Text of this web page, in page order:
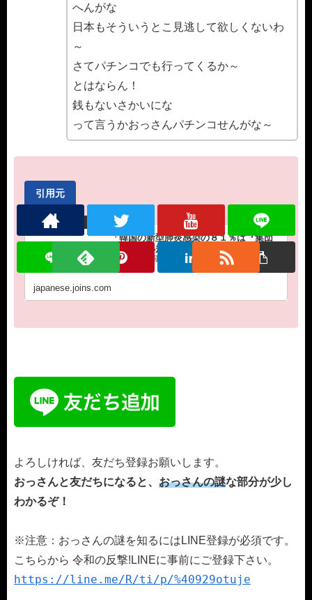
へんがな
日本もそういうとこ見逃して欲しくないわ
～
さてパチンコでも行ってくるか～
とはならん！
銭もないさかいにな
って言うかおっさんパチンコせんがな～
引用元
「韓国の新型肺炎感染の８１％は『集団
発生』…小規模流行持続」
中央日報 - 韓国の最新ニュースを日本語でサービスし
ます
japanese.joins.com
よろしければ、友だち登録お願いします。
おっさんと友だちになると、 おっさんの謎な部分が少し
わかるぞ！
※注意：おっさんの謎を知るにはLINE登録が必須です。
こちらから 令和の反撃!LINEに事前にご登録下さい。
https://line.me/R/ti/p/%40929otuje